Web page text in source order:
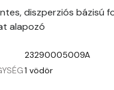
diszperziós bázisú
alapozó
23290005009A
1 vödör